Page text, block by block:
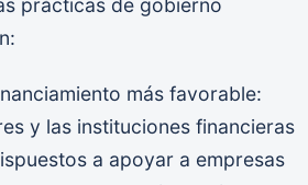
prácticas de gobierno
más favorable:
y las instituciones financieras
a apoyar a empresas